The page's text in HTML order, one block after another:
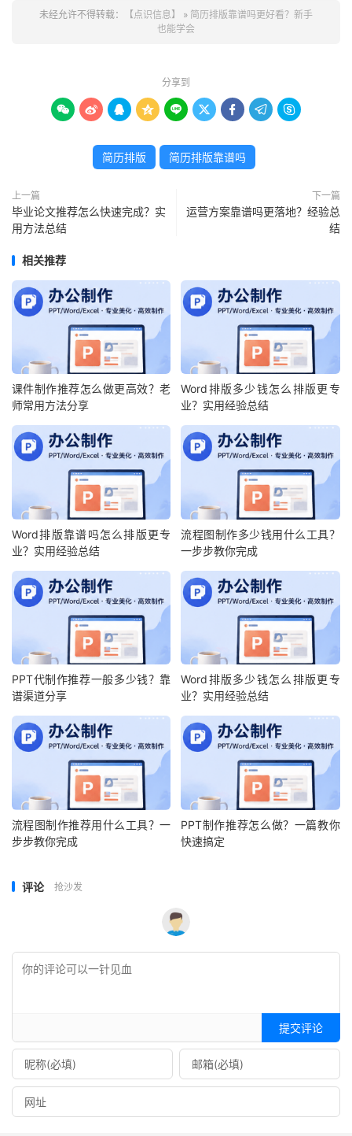
未经允许不得转载： 【点识信息】 » 简历排版靠谱吗更好看？新手
也能学会
分享到
        
简历排版 简历排版靠谱吗
上一篇
毕业论文推荐怎么快速完成？实
用方法总结
下一篇
运营方案靠谱吗更落地？经验总
结
相关推荐
课件制作推荐怎么做更高效？老
师常用方法分享
Word排版多少钱怎么排版更专
业？实用经验总结
Word排版靠谱吗怎么排版更专
业？实用经验总结
流程图制作多少钱用什么工具？
一步步教你完成
PPT代制作推荐一般多少钱？靠
谱渠道分享
Word排版多少钱怎么排版更专
业？实用经验总结
流程图制作推荐用什么工具？一
步步教你完成
PPT制作推荐怎么做？一篇教你
快速搞定
评论 抢沙发
提交评论